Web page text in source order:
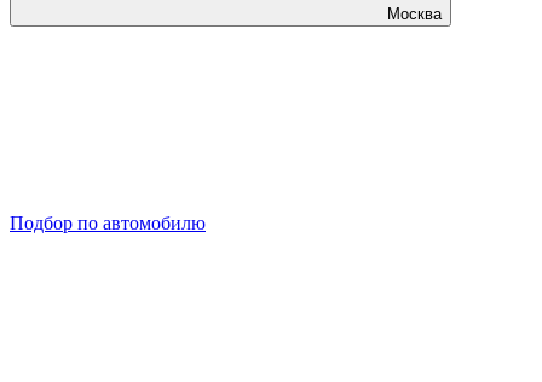
Москва
Подбор по автомобилю